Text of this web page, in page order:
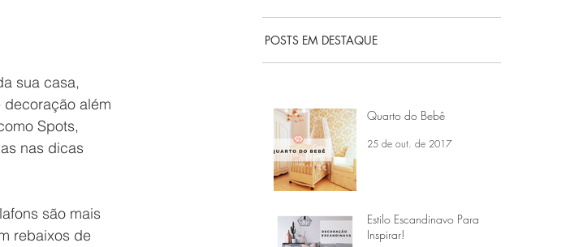
sua casa,
além
Spots,
nas dicas
são mais
rebaixos de
POSTS EM DESTAQUE
Quarto do Bebê
25 de out. de 2017
Estilo Escandinavo Para
Inspirar!